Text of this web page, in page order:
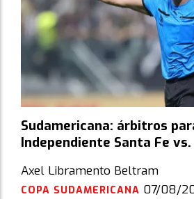
Sudamericana: árbitros
Independiente Santa Fe
Axel Libramento Beltram
COPA SUDAMERICANA 07/08/